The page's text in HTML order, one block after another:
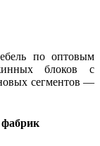
по оптовым
блоков с
сегментов —